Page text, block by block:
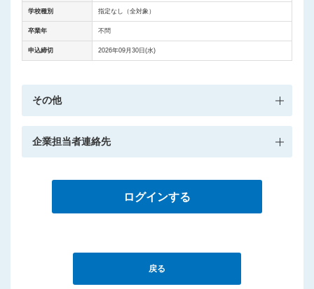
学校種別 指定なし（全対象）
卒業年 不問
申込締切 2026年09月30日(水)
その他
企業担当者連絡先
ログインする
戻る